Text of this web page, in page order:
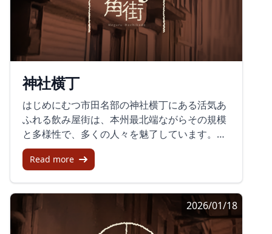
商家町の雰囲気を感じられます。立ち寄りスポ
ットも点在しています。高橋家住宅鳴海家住
宅・鳴海氏庭園（鳴海醸造店）津軽こみせ駅か
ぐじ広場寺山餅店西谷家住宅（こみせ美術館）
松の湯交流館松葉堂まつむら散策しながら、建
物の表情や通りの静けさを楽しめるのが、この
通りならではの魅力です。歴史と今が重なる散
策路こみせ通りは、ただ古い景観が残る場所と
いうだけではありません。今も酒蔵が醸造を続
け、地域の生活路としての体温を保っていま
す。歩いていると、歴史の景色と現在の暮らし
が自然につながって見えてきます。また、黒石
こみせまつりも行われており、津軽三味線や津
軽民謡、地元の催しなどが楽しめます。通りの
静かな印象とはまた違う、にぎわいの表情に出
会えるのも特徴です。訪れるときのポイント観
神社横丁
はじめにむつ市田名部の神社横丁にある活気あ
ふれる飲み屋街は、本州最北端ながらその規模
と多様性で、多くの人々を魅了しています。こ
のブログでは、初めて訪れる人でも楽しめるこ
のエリアの魅力を紹介します。誰に向けてこの
行者や、本州最北端のむつ市に興味を持ってい
る方々に向けて書かれています。また、ノスタ
ルジックな雰囲気や温かい人々に魅力を感じる
Read more
2026/01/18